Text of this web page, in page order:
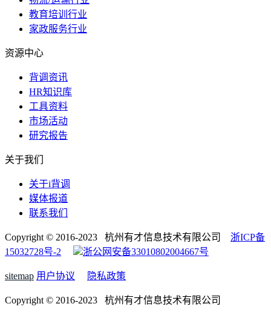
教育培训行业
家政服务行业
资源中心
背调资讯
HR知识库
工具资料
市场活动
研究报告
关于我们
关于i背调
媒体报道
联系我们
Copyright © 2016-2023 杭州有才信息技术有限公司 浙ICP备
15032728号-2
浙公网安备33010802004667号
sitemap 用户协议 隐私政策
Copyright © 2016-2023 杭州有才信息技术有限公司